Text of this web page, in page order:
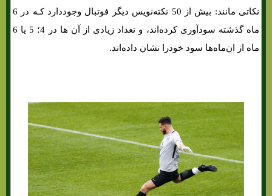
نکاتی مانند: بیش از 50 نکته‌نویس دیگر فوتبال وجوددارد کـه در 6
ماه گذشته سودآوری کرده‌اند، و تعداد زیادی از آن ها در 4؛ 5 یا 6
ماه از ان‌ماه‌ها سود خودرا نشان داده‌اند.